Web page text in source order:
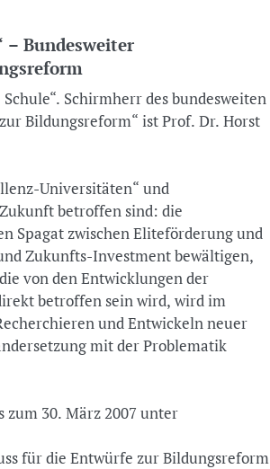
– Bundesweiter
Schirmherr des bundesweiten
Bildungsreform“ ist Prof. Dr. Horst
Universitäten“ und
betroffen sind: die
Spagat zwischen Eliteförderung und
Zukunfts-Investment bewältigen,
von den Entwicklungen der
betroffen sein wird, wird im
und Entwickeln neuer
mit der Problematik
zum 30. März 2007 unter
für die Entwürfe zur Bildungsreform